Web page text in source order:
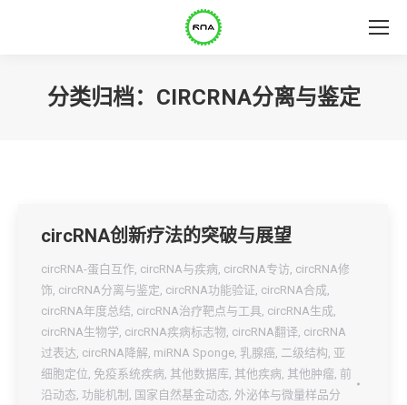
分类归档： CIRCRNA分离与鉴定
circRNA创新疗法的突破与展望
circRNA-蛋白互作, circRNA与疾病, circRNA专访, circRNA修
饰, circRNA分离与鉴定, circRNA功能验证, circRNA合成,
circRNA年度总结, circRNA治疗靶点与工具, circRNA生成,
circRNA生物学, circRNA疾病标志物, circRNA翻译, circRNA
过表达, circRNA降解, miRNA Sponge, 乳腺癌, 二级结构, 亚
细胞定位, 免疫系统疾病, 其他数据库, 其他疾病, 其他肿瘤, 前
沿动态, 功能机制 , 国家自然基金动态, 外泌体与微量样品分